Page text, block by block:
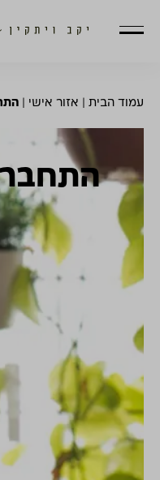
עמוד הבית אזור אישי |